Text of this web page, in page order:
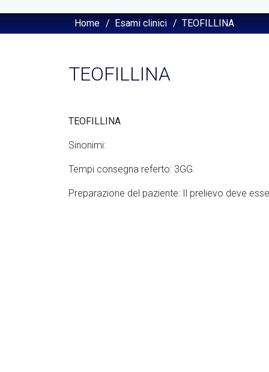
Home / Esami clinici / TEOFILLINA
TEOFILLINA
TEOFILLINA
Sinonimi:
Tempi consegna referto: 3GG.
Preparazione del paziente: Il prelievo deve